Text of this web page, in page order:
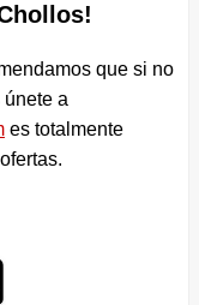
que si no
a
es totalmente